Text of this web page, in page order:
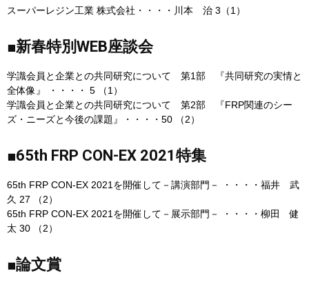
スーパーレジン工業 株式会社・・・・川本 治 3（1）
■新春特別WEB座談会
学識会員と企業との共同研究について 第1部 『共同研究の実情と
全体像』 ・・・・ 5 （1）
学識会員と企業との共同研究について 第2部 『FRP関連のシー
ズ・ニーズと今後の課題』・・・・50 （2）
■65th FRP CON-EX 2021 特集
65th FRP CON-EX 2021を開催して－講演部門－ ・・・・福井 武
久 27 （2）
65th FRP CON-EX 2021を開催して－展示部門－ ・・・・柳田 健
太 30 （2）
■論文賞